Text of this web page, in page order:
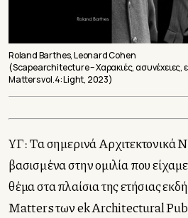
Roland Barthes, Leonard Cohen
(Scapearchitecture – Χαρακιές, ασυνέχειες,
Matters vol.4: Light, 2023)
ΥΓ: Τα σημερινά Αρχιτεκτονικά
βασισμένα στην ομιλία που
θέμα στα πλαίσια της ετήσιας
Matters των ek Architectural